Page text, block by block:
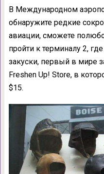
В Международном
обнаружите редкие
авиации, сможете
пройти к терминалу 2,
закуски, первый в мире
Freshen Up! Store, в
$15.